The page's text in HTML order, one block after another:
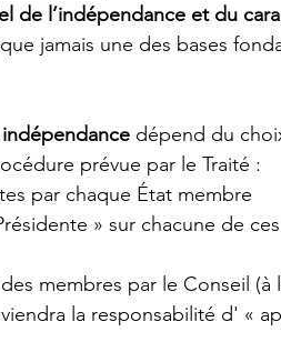
de l’indépendance et du
jamais une des bases
dépend du
prévue par le Traité :
par chaque État membre
» sur chacune de
membres par le Conseil (à
la responsabilité d' «